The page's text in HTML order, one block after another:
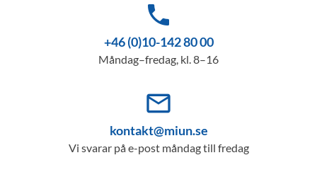
phone
+46 (0)10-142 80 00
Måndag–fredag, kl. 8–16
mail_outline
kontakt@miun.se
Vi svarar på e-post måndag till fredag